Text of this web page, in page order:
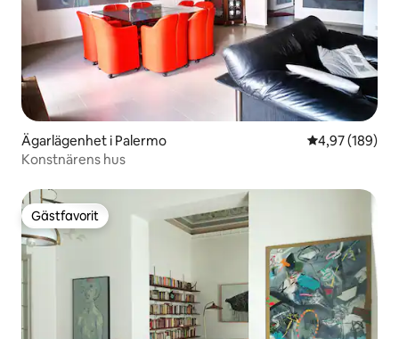
Ägarlägenhet i Palermo 4,97 av 5 i
4,97 (189)
Konstnärens hus
Gästfavorit
Gästfavorit